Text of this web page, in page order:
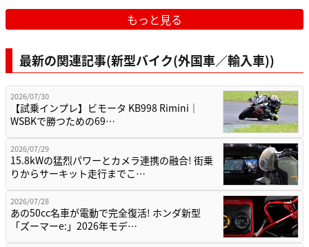
もっと見る
最新の関連記事(新型バイク(外国車／輸入車))
2026/07/30
【試乗インプレ】ビモータ KB998 Rimini｜
WSBKで勝つための69…
2026/07/29
15.8kWの猛烈パワーとカメラ連携の融合! 街乗
りからサーキット走行までこ…
2026/07/28
あの50cc名車が電動で完全復活! ホンダ新型
「ズーマーe:」2026年モデ…